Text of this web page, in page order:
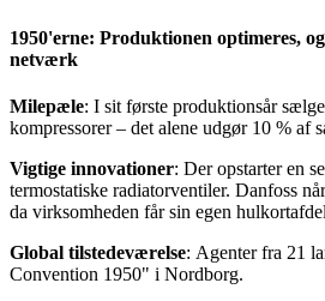
1950'erne: Produktionen optimeres,
netværk
Milepæle: I sit første produktionsår
kompressorer – det alene udgør 10 % af
Vigtige innovationer: Der opstarter en
termostatiske radiatorventiler. Danfoss
da virksomheden får sin egen
Global tilstedeværelse: Agenter fra 21
Convention 1950" i Nordborg.